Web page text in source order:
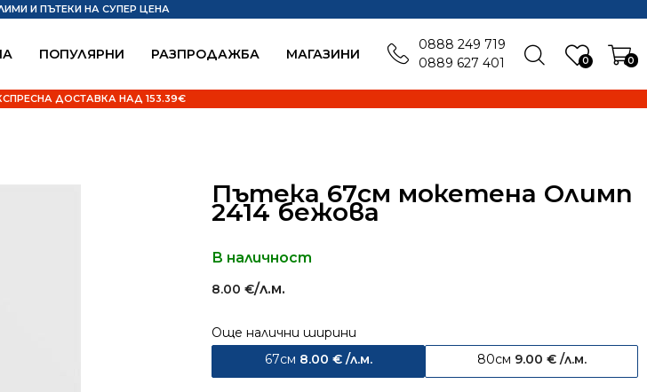
ПОПУЛЯРНИ РАЗПРОДАЖБА MАГАЗИНИ 0 0
И ПЪТЕКИ НА СУПЕР ЦЕНА
ДОСТАВКА НАД 153.39€
0888 249 719
0889 627 401
Пътека 67см мокетена Олимп
2414 бежова
В наличност
8.00€/л.м.
Още налични ширини
67см 8.00 €/л.м. 80см 9.00 €/л.м.